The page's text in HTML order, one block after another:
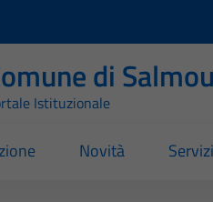
di
Istituzionale
Novità Servizi